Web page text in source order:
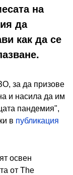
на
да
как да се
за да призове
и насила да им
пандемия",
в публикация
освен
от The